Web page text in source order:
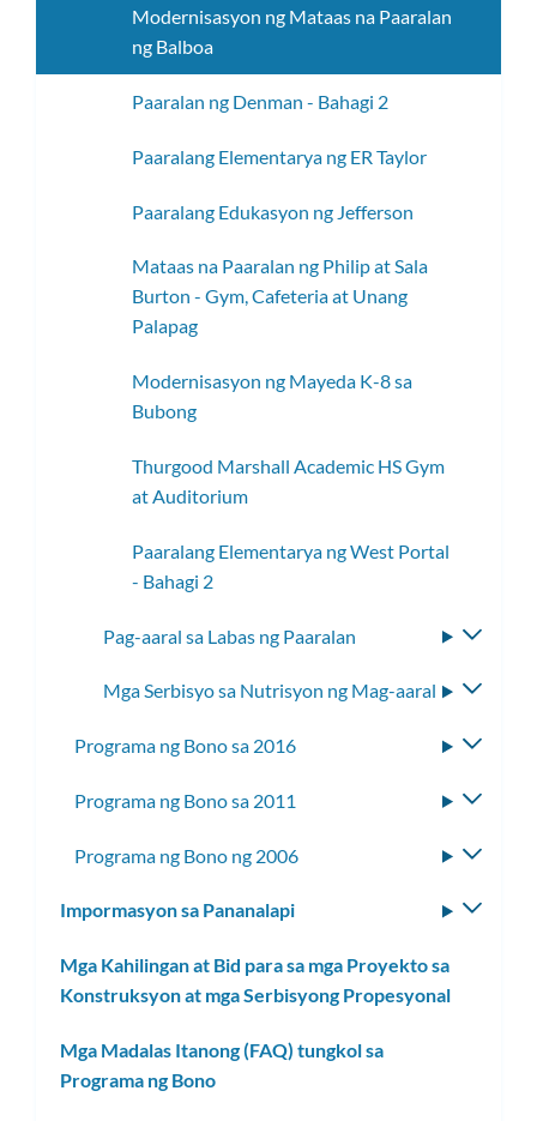
Modernisasyon ng Mataas na Paaralan
ng Balboa
Paaralan ng Denman - Bahagi 2
Paaralang Elementarya ng ER Taylor
Paaralang Edukasyon ng Jefferson
Mataas na Paaralan ng Philip at Sala
Burton - Gym, Cafeteria at Unang
Palapag
Modernisasyon ng Mayeda K-8 sa
Bubong
Thurgood Marshall Academic HS Gym
at Auditorium
Paaralang Elementarya ng West Portal
- Bahagi 2
Pag-aaral sa Labas ng Paaralan
Mga Serbisyo sa Nutrisyon ng Mag-aaral
Programa ng Bono sa 2016
Programa ng Bono sa 2011
Programa ng Bono ng 2006
Impormasyon sa Pananalapi
Mga Kahilingan at Bid para sa mga Proyekto sa
Konstruksyon at mga Serbisyong Propesyonal
Mga Madalas Itanong (FAQ) tungkol sa
Programa ng Bono